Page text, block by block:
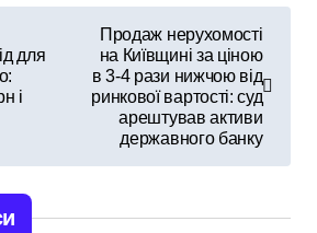
для
і
Продаж нерухомості
на Київщині за ціною
в 3-4 рази нижчою від
ринкової вартості: суд
арештував активи
державного банку